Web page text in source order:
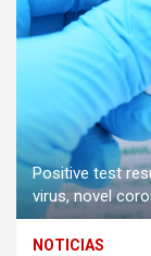
Positive test
virus, novel
NOTICIAS